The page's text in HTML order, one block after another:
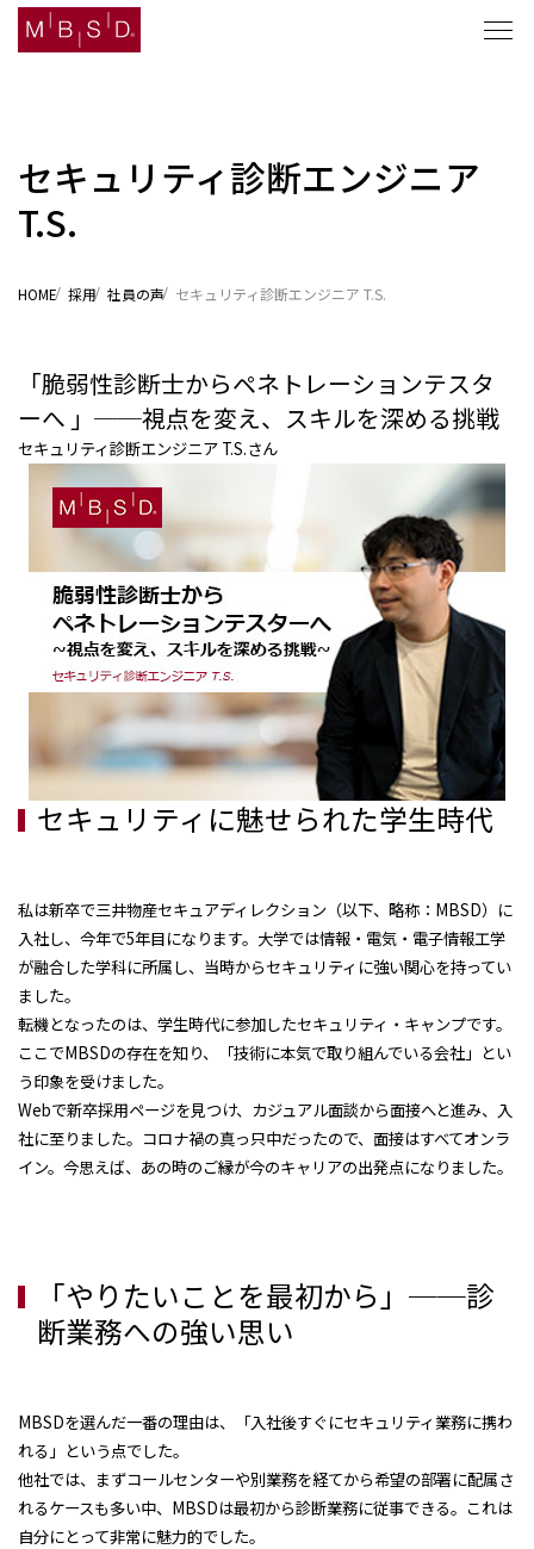
セキュリティナレッジ
ニュース
採用
セキュリティ診断エンジニア
T.S.
HOME 採用 社員の声 セキュリティ診断エンジニア T.S.
「脆弱性診断士からペネトレーションテスタ
ーへ 」──視点を変え、スキルを深める挑戦
セキュリティ診断エンジニア T.S.さん
セキュリティに魅せられた学生時代
私は新卒で三井物産セキュアディレクション（以下、略称：MBSD）に
入社し、今年で5年目になります。大学では情報・電気・電子情報工学
が融合した学科に所属し、当時からセキュリティに強い関心を持ってい
ました。
転機となったのは、学生時代に参加したセキュリティ・キャンプです。
ここでMBSDの存在を知り、「技術に本気で取り組んでいる会社」とい
う印象を受けました。
Webで新卒採用ページを見つけ、カジュアル面談から面接へと進み、入
社に至りました。コロナ禍の真っ只中だったので、面接はすべてオンラ
イン。今思えば、あの時のご縁が今のキャリアの出発点になりました。
「やりたいことを最初から」──診
断業務への強い思い
MBSDを選んだ一番の理由は、「入社後すぐにセキュリティ業務に携わ
れる」という点でした。
他社では、まずコールセンターや別業務を経てから希望の部署に配属さ
れるケースも多い中、MBSDは最初から診断業務に従事できる。これは
自分にとって非常に魅力的でした。